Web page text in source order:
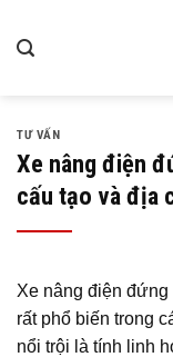
qua
TƯ VẤN
Xe nâng điện
cấu tạo và địa
Xe nâng điện đứng
rất phổ biến trong
nổi trội là tính linh